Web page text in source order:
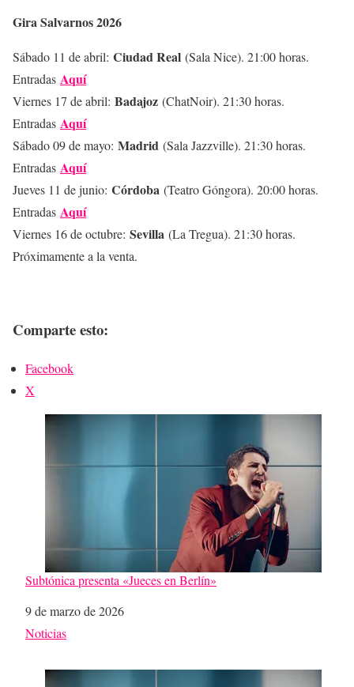
Gira Salvarnos 2026
Sábado 11 de abril: Ciudad Real (Sala Nice). 21:00 horas.
Entradas Aquí
Viernes 17 de abril: Badajoz (ChatNoir). 21:30 horas.
Entradas Aquí
Sábado 09 de mayo: Madrid (Sala Jazzville). 21:30 horas.
Entradas Aquí
Jueves 11 de junio: Córdoba (Teatro Góngora). 20:00 horas.
Entradas Aquí
Viernes 16 de octubre: Sevilla (La Tregua). 21:30 horas.
Próximamente a la venta.
Comparte esto:
Facebook
X
Subtónica presenta «Jueces en Berlín»
Fecha
9 de marzo de 2026
Respecto a
Noticias